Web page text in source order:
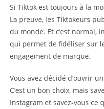
Si Tiktok est toujours à la
La preuve, les Tiktokeurs
du monde. Et c’est normal,
qui permet de fidéliser sur
engagement de marque.
Vous avez décidé d’ouvrir
C’est un bon choix, mais
Instagram et savez-vous ce